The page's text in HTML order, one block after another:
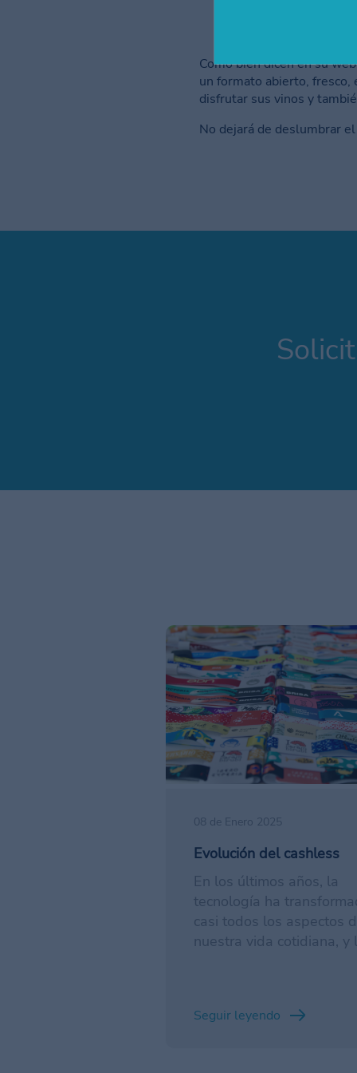
Como bien dicen en su
un formato abierto, fresco,
disfrutar sus vinos y
No dejará de deslumbrar
08 de Enero 2025
Evolución del cashless
En los últimos años, la
tecnología ha
casi todos los aspectos
nuestra vida cotidiana, y
Seguir leyendo